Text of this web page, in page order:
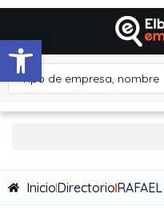
Abrir barra de
InicioDirectorio